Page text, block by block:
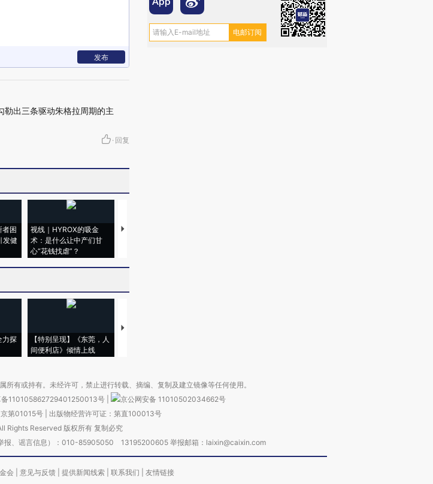
发布
勒出三条驱动朱格拉周期的主
· 回复
者困
发健
视线｜HYROX的吸金
术：是什么让中产们甘
心“花钱找虐”？
马航飞行员跨国走私7万
力探
【特别呈现】《东莞，人
间便利店》倾情上线
【推广】走进第四届链博
有或持有。未经许可，禁止进行转载、摘编、复制及建立镜像等任何使用。
备110105862729401250013号
京公网安备 11010502034662号
第01015号| 出版物经营许可证：第直100013号
Rights Reserved 版权所有 复制必究
报、谣言信息）：010-85905050 13195200605 举报邮箱：laixin@caixin.com
会 意见与反馈 提供新闻线索 联系我们 友情链接